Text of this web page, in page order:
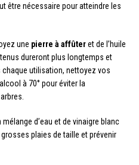
être nécessaire pour atteindre les
une pierre à affûteret de l’huile
dureront plus longtemps et
utilisation, nettoyez vos
à 70° pour éviter la
mélange d’eau et de vinaigre blanc
plaies de taille et prévenir